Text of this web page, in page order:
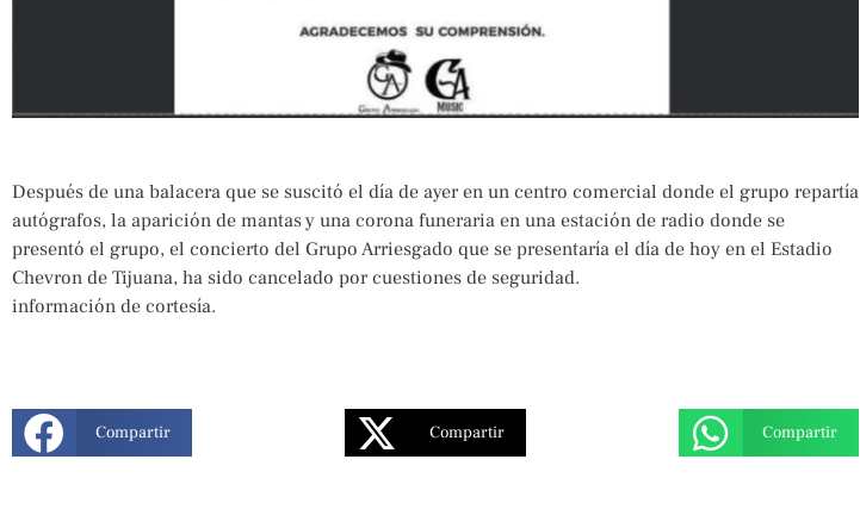
Después de una balacera que se suscitó el día de ayer en un centro comercial donde el grupo repartía
autógrafos, la aparición de mantas y una corona funeraria en una estación de radio donde se
presentó el grupo, el concierto del Grupo Arriesgado que se presentaría el día de hoy en el Estadio
Chevron de Tijuana, ha sido cancelado por cuestiones de seguridad.
información de cortesía.
Compartir Compartir Compartir